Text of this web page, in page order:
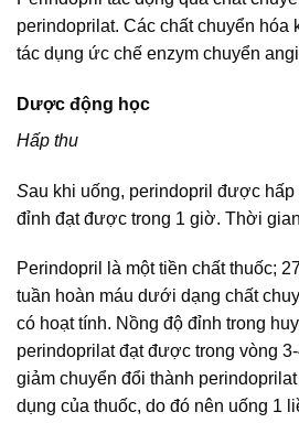
perindoprilat. Các chất chuyển hóa
tác dụng ức chế enzym chuyển
Dược động học
Hấp thu
Sau khi uống, perindopril được hấp
đỉnh đạt được trong 1 giờ. Thời
Perindopril là một tiền chất thuốc;
tuần hoàn máu dưới dạng chất
có hoạt tính. Nồng độ đỉnh trong
perindoprilat đạt được trong vòng
giảm chuyển đổi thành
dụng của thuốc, do đó nên uống 1